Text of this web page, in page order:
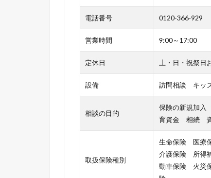
電話番号 0120-366-929
営業時間 9:00～17:00
定休日 土・日・祝祭日
設備 訪問相談 キッ
相談の目的
保険の新規加
育資金 相続
取扱保険種別
生命保険 医療
介護保険 所得
動車保険 火災